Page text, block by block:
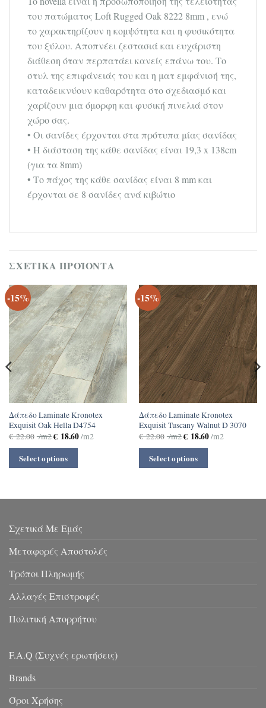
του πατώματος Loft Rugged Oak 8222 8mm , ενώ
το χαρακτηρίζουν η κομψότητα και η φυσικότητα
του ξύλου. Αποπνέει ζεστασιά και ευχάριστη
διάθεση όταν περπατάει κανείς επάνω του. Το
στυλ της επιφάνειάς του και η ματ εμφάνισή της,
καταδεικνύουν καθαρότητα στο σχεδιασμό και
χαρίζουν μια όμορφη και φυσική πινελιά στον
χώρο σας.
• Οι σανίδες έρχονται στα πρότυπα μίας σανίδας
• Η διάσταση της κάθε σανίδας είναι 19,3 x 138cm
(για τα 8mm)
• Το πάχος της κάθε σανίδας είναι 8 mm και
έρχονται σε 8 σανίδες ανά κιβώτιο
ΣΧΕΤΙΚΆ ΠΡΟΪΌΝΤΑ
-15%
Δάπεδο Laminate Kronotex
Exquisit Oak Hella D4754
€22.00 /m2€18.60/m2
Select options
-15%
Δάπεδο Laminate Kronotex
Exquisit Tuscany Walnut D 3070
€22.00 /m2€18.60/m2
Select options
Σχετικά Με Εμάς
Μεταφορές Αποστολές
Τρόποι Πληρωμής
Αλλαγές Επιστροφές
Πολιτική Απορρήτου
F.A.Q (Συχνές ερωτήσεις)
Brands
Όροι Χρήσης